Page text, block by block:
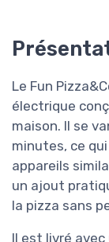
Le Fun
électrique
maison. Il se
minutes, ce
appareils
un ajout
la pizza sans
Il est livré